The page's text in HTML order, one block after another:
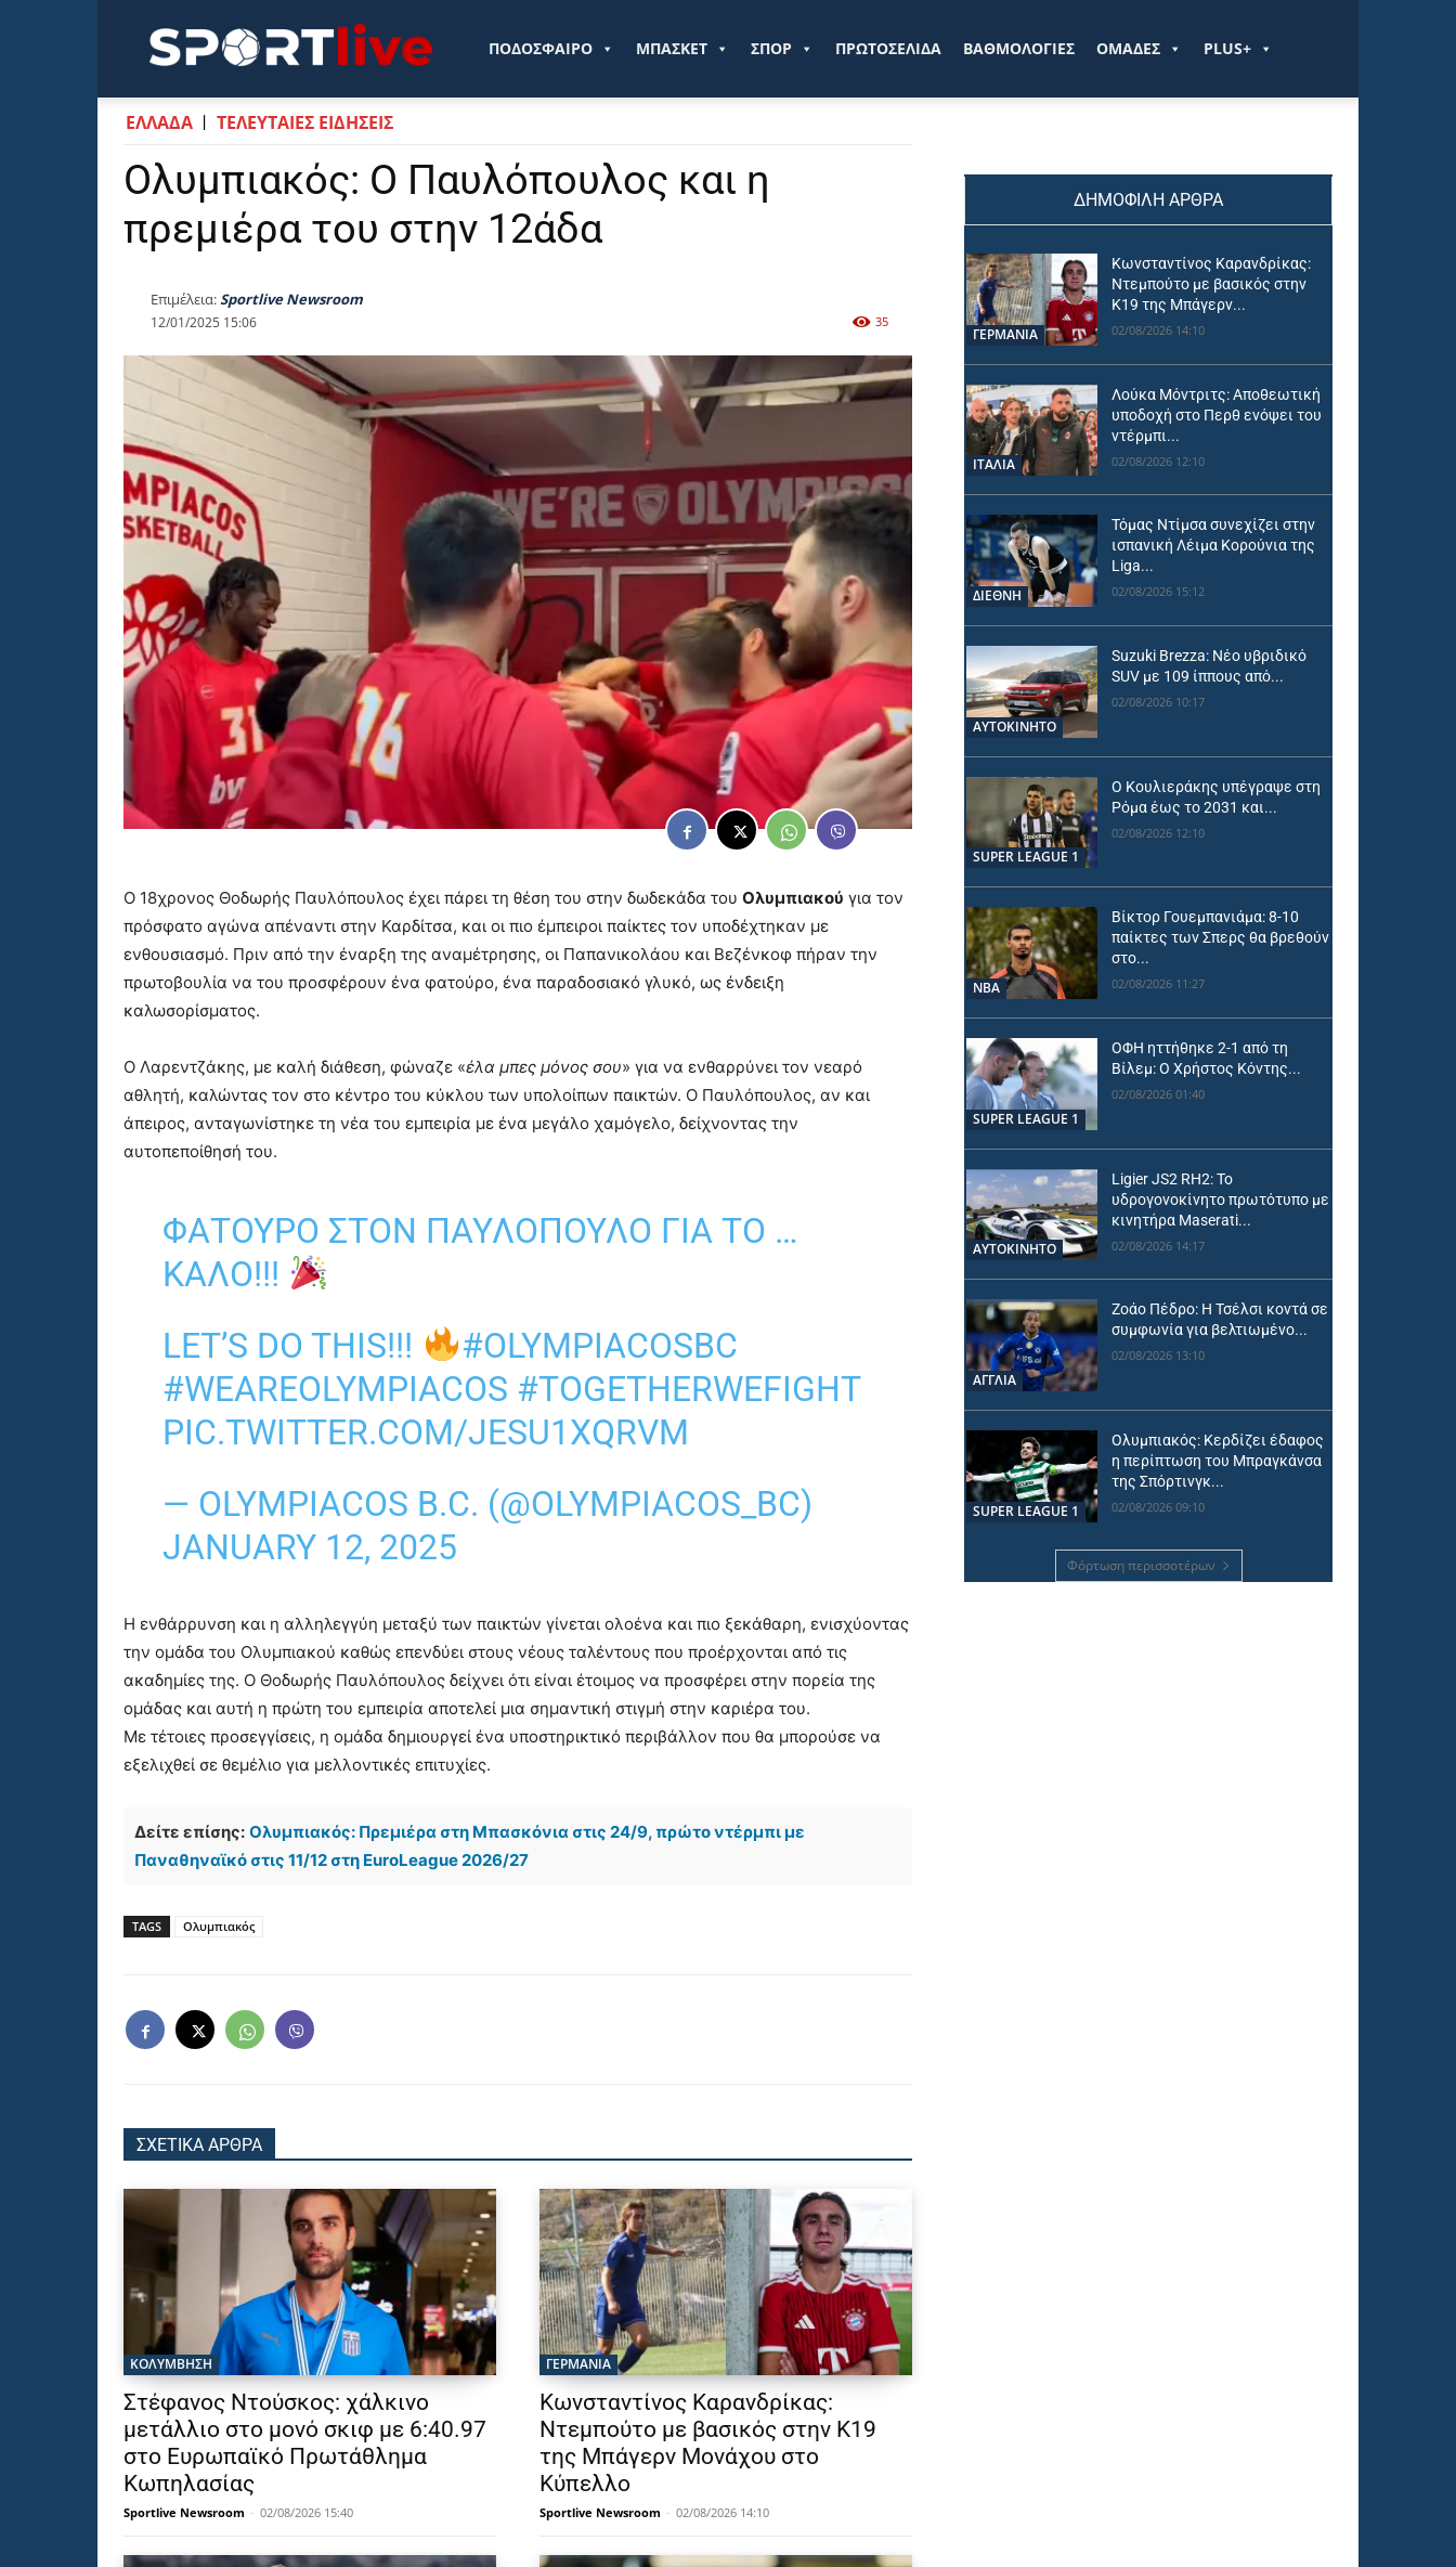
Sportlive.grΠΟΔΟΣΦΑΙΡΟ ΜΠΑΣΚΕΤ ΣΠΟΡ ΠΡΩΤΟΣΕΛΙΔΑ ΒΑΘΜΟΛΟΓΙΕΣ ΟΜΑΔΕΣ PLUS+
ΕΛΛΑΔΑ ΤΕΛΕΥΤΑΙΕΣ ΕΙΔΗΣΕΙΣ
Ολυμπιακός: Ο Παυλόπουλος και η
πρεμιέρα του στην 12άδα
Επιμέλεια:Sportlive Newsroom
12/01/2025 15:06 35
Ο 18χρονος Θοδωρής Παυλόπουλος έχει πάρει τη θέση του στην δωδεκάδα του Ολυμπιακού για τον
πρόσφατο αγώνα απέναντι στην Καρδίτσα, και οι πιο έμπειροι παίκτες τον υποδέχτηκαν με
ενθουσιασμό. Πριν από την έναρξη της αναμέτρησης, οι Παπανικολάου και Βεζένκοφ πήραν την
πρωτοβουλία να του προσφέρουν ένα φατούρο, ένα παραδοσιακό γλυκό, ως ένδειξη
καλωσορίσματος.
Ο Λαρεντζάκης, με καλή διάθεση, φώναζε «έλα μπες μόνος σου» για να ενθαρρύνει τον νεαρό
αθλητή, καλώντας τον στο κέντρο του κύκλου των υπολοίπων παικτών. Ο Παυλόπουλος, αν και
άπειρος, ανταγωνίστηκε τη νέα του εμπειρία με ένα μεγάλο χαμόγελο, δείχνοντας την
αυτοπεποίθησή του.
ΦΑΤΟΎΡΟ ΣΤΟΝ ΠΑΥΛΌΠΟΥΛΟ ΓΙΑ ΤΟ …
ΚΑΛΌ!!!
LET’S DO THIS!!!
#OLYMPIACOSBC
#WEAREOLYMPIACOS #TOGETHERWEFIGHT
PIC.TWITTER.COM/JESU1XQRVM
— OLYMPIACOS B.C. (@OLYMPIACOS_BC)
JANUARY 12, 2025
Η ενθάρρυνση και η αλληλεγγύη μεταξύ των παικτών γίνεται ολοένα και πιο ξεκάθαρη, ενισχύοντας
την ομάδα του Ολυμπιακού καθώς επενδύει στους νέους ταλέντους που προέρχονται από τις
ακαδημίες της. Ο Θοδωρής Παυλόπουλος δείχνει ότι είναι έτοιμος να προσφέρει στην πορεία της
ομάδας και αυτή η πρώτη του εμπειρία αποτελεί μια σημαντική στιγμή στην καριέρα του.
Με τέτοιες προσεγγίσεις, η ομάδα δημιουργεί ένα υποστηρικτικό περιβάλλον που θα μπορούσε να
εξελιχθεί σε θεμέλιο για μελλοντικές επιτυχίες.
Δείτε επίσης: Ολυμπιακός: Πρεμιέρα στη Μπασκόνια στις 24/9, πρώτο ντέρμπι με
Παναθηναϊκό στις 11/12 στη EuroLeague 2026/27
TAGS Ολυμπιακός
ΣΧΕΤΙΚΑ ΑΡΘΡΑ
ΚΟΛΥΜΒΗΣΗ
Στέφανος Ντούσκος: χάλκινο
μετάλλιο στο μονό σκιφ με 6:40.97
στο Ευρωπαϊκό Πρωτάθλημα
Κωπηλασίας
Sportlive Newsroom - 02/08/2026 15:40
ΓΕΡΜΑΝΙΑ
Κωνσταντίνος Καρανδρίκας:
Ντεμπούτο με βασικός στην Κ19
της Μπάγερν Μονάχου στο
Κύπελλο
Sportlive Newsroom - 02/08/2026 14:10
ΔΗΜΟΦΙΛΗ ΑΡΘΡΑ
ΓΕΡΜΑΝΙΑ
Κωνσταντίνος Καρανδρίκας:
Ντεμπούτο με βασικός στην
Κ19 της Μπάγερν...
02/08/2026 14:10
ΙΤΑΛΙΑ
Λούκα Μόντριτς: Αποθεωτική
υποδοχή στο Περθ ενόψει του
ντέρμπι...
02/08/2026 12:10
ΔΙΕΘΝΗ
Τόμας Ντίμσα συνεχίζει στην
ισπανική Λέιμα Κορούνια της
Liga...
02/08/2026 15:12
ΑΥΤΟΚΙΝΗΤΟ
Suzuki Brezza: Νέο υβριδικό
SUV με 109 ίππους από...
02/08/2026 10:17
SUPER LEAGUE 1
Ο Κουλιεράκης υπέγραψε στη
Ρόμα έως το 2031 και...
02/08/2026 12:10
NBA
Βίκτορ Γουεμπανιάμα: 8-10
παίκτες των Σπερς θα βρεθούν
στο...
02/08/2026 11:27
SUPER LEAGUE 1
ΟΦΗ ηττήθηκε 2-1 από τη
Βίλεμ: Ο Χρήστος Κόντης...
02/08/2026 01:40
ΑΥΤΟΚΙΝΗΤΟ
Ligier JS2 RH2: Το
υδρογονοκίνητο πρωτότυπο με
κινητήρα Maserati...
02/08/2026 14:17
ΑΓΓΛΙΑ
Ζοάο Πέδρο: Η Τσέλσι κοντά σε
συμφωνία για βελτιωμένο...
02/08/2026 13:10
SUPER LEAGUE 1
Ολυμπιακός: Κερδίζει έδαφος
η περίπτωση του Μπραγκάνσα
της Σπόρτινγκ...
02/08/2026 09:10
Φόρτωση περισσοτέρων